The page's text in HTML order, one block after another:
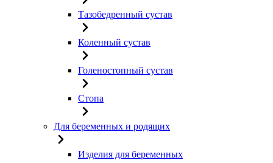
Тазобедренный сустав
Коленный сустав
Голеностопный сустав
Стопа
Для беременных и родящих
Изделия для беременных